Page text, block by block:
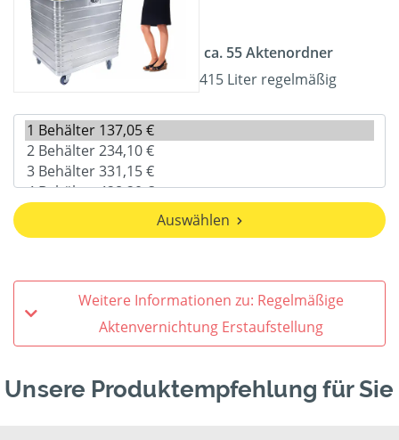
ca. 55 Aktenordner
415 Liter regelmäßig
Auswählen
Weitere Informationen zu: Regelmäßige
Aktenvernichtung Erstaufstellung
Unsere Produktempfehlung für Sie